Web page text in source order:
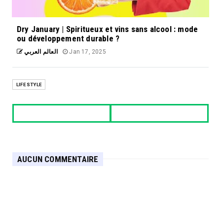
Dry January | Spiritueux et vins sans alcool : mode
ou développement durable ?
العالم العربي Jan 17, 2025
LIFE STYLE
AUCUN COMMENTAIRE